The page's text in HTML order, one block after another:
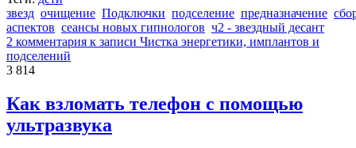
звезд очищение Подключки подселение предназначение
аспектов сеансы новых гипнологов ч2 - звездный десант
2 комментария к записи Чистка энергетики, имплантов и
подселений
3 814
Как взломать телефон с помощью
ультразвука